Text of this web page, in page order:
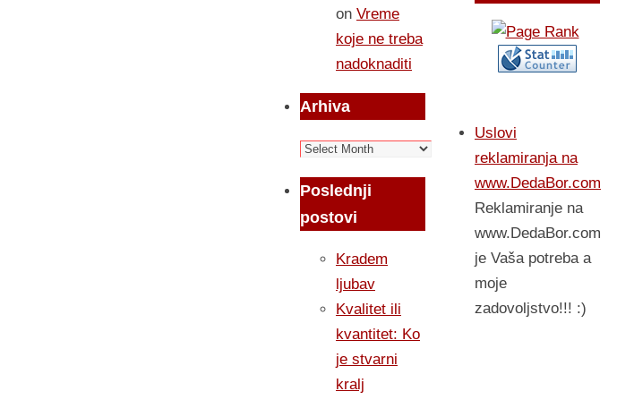
on Vreme
koje ne treba
nadoknaditi
Arhiva
Arhiva
Poslednji
postovi
Kradem
ljubav
Kvalitet ili
kvantitet: Ko
je stvarni
kralj
Uslovi
reklamiranja na
www.DedaBor.com
Reklamiranje na
www.DedaBor.com
je Vaša potreba a
moje
zadovoljstvo!!! :)